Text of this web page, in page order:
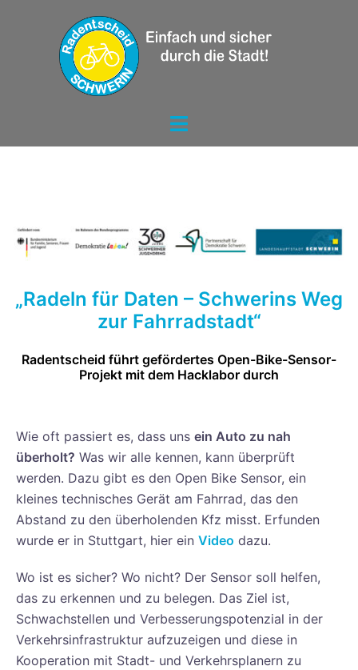
„Radeln für Daten – Schwerins Weg
zur Fahrradstadt“
Radentscheid führt gefördertes Open-Bike-Sensor-
Projekt mit dem Hacklabor durch
Wie oft passiert es, dass uns ein Auto zu nah
überholt? Was wir alle kennen, kann überprüft
werden. Dazu gibt es den Open Bike Sensor, ein
kleines technisches Gerät am Fahrrad, das den
Abstand zu den überholenden Kfz misst. Erfunden
wurde er in Stuttgart, hier ein Video dazu.
Wo ist es sicher? Wo nicht? Der Sensor soll helfen,
das zu erkennen und zu belegen. Das Ziel ist,
Schwachstellen und Verbesserungspotenzial in der
Verkehrsinfrastruktur aufzuzeigen und diese in
Kooperation mit Stadt- und Verkehrsplanern zu